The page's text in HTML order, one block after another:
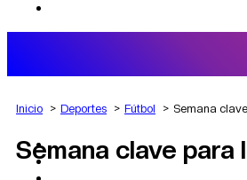
AGRO
DEPORTES
Inicio Deportes Fútbol Semana
Semana clave